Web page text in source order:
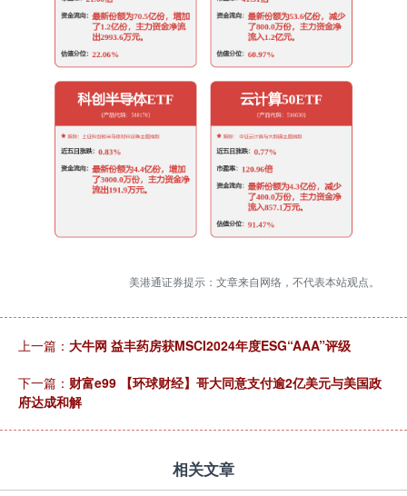
美港通证券提示：文章来自网络，不代表本站观点。
上一篇： 大牛网 益丰药房获MSCI2024年度ESG“AAA”评级
下一篇： 财富e99 【环球财经】哥大同意支付逾2亿美元与美国政
府达成和解
相关文章